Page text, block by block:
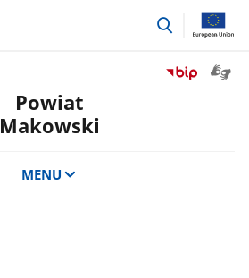
przejdź
Przejdź
Powiat
Makowski
MENU